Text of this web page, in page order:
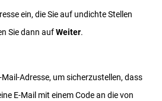
ein, die Sie auf undichte Stellen
Sie dann aufWeiter.
Adresse, um sicherzustellen, dass
E-Mail mit einem Code an die von